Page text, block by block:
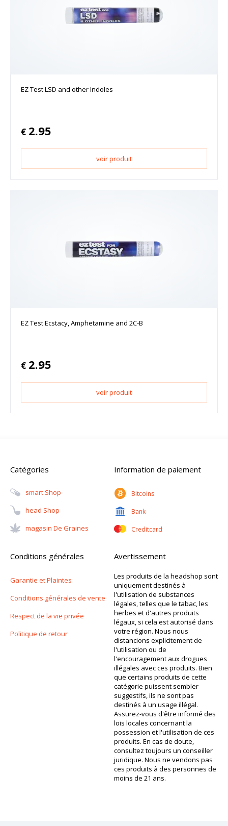
EZ Test LSD and other Indoles
€ 2.95
voir produit
EZ Test Ecstacy, Amphetamine and 2C-B
€ 2.95
voir produit
Catégories
Smart Shop
Head Shop
Magasin De Graines
Information de paiement
Bitcoins
Bank
Creditcard
Conditions générales
Garantie et Plaintes
Conditions générales de vente
Respect de la vie privée
Politique de retour
Avertissement
Les produits de la headshop sont
uniquement destinés à
l'utilisation de substances
légales, telles que le tabac, les
herbes et d'autres produits
légaux, si cela est autorisé dans
votre région. Nous nous
distancions explicitement de
l'utilisation ou de
l'encouragement aux drogues
illégales avec ces produits. Bien
que certains produits de cette
catégorie puissent sembler
suggestifs, ils ne sont pas
destinés à un usage illégal.
Assurez-vous d'être informé des
lois locales concernant la
possession et l'utilisation de ces
produits. En cas de doute,
consultez toujours un conseiller
juridique. Nous ne vendons pas
ces produits à des personnes de
moins de 21 ans.